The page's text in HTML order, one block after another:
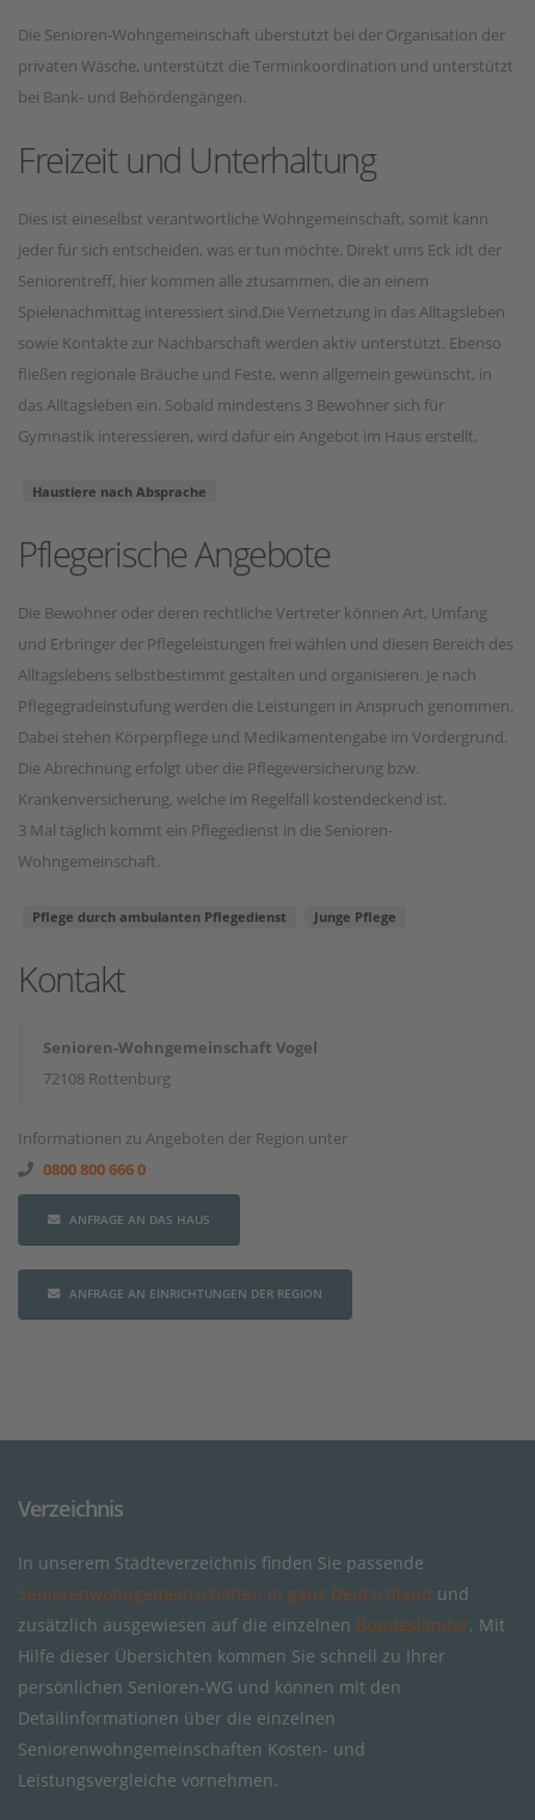
Die Senioren-Wohngemeinschaft überstützt bei der Organisation der
privaten Wäsche, unterstützt die Terminkoordination und unterstützt
bei Bank- und Behördengängen.
Freizeit und Unterhaltung
Dies ist eineselbst verantwortliche Wohngemeinschaft, somit kann
jeder für sich entscheiden, was er tun möchte. Direkt ums Eck idt der
Seniorentreff, hier kommen alle ztusammen, die an einem
Spielenachmittag interessiert sind.Die Vernetzung in das Alltagsleben
sowie Kontakte zur Nachbarschaft werden aktiv unterstützt. Ebenso
fließen regionale Bräuche und Feste, wenn allgemein gewünscht, in
das Alltagsleben ein. Sobald mindestens 3 Bewohner sich für
Gymnastik interessieren, wird dafür ein Angebot im Haus erstellt.
Haustiere nach Absprache
Pflegerische Angebote
Die Bewohner oder deren rechtliche Vertreter können Art, Umfang
und Erbringer der Pflegeleistungen frei wählen und diesen Bereich des
Alltagslebens selbstbestimmt gestalten und organisieren. Je nach
Pflegegradeinstufung werden die Leistungen in Anspruch genommen.
Dabei stehen Körperpflege und Medikamentengabe im Vordergrund.
Die Abrechnung erfolgt über die Pflegeversicherung bzw.
Krankenversicherung, welche im Regelfall kostendeckend ist.
3 Mal täglich kommt ein Pflegedienst in die Senioren-
Wohngemeinschaft.
Pflege durch ambulanten Pflegedienst Junge Pflege
Kontakt
Senioren-Wohngemeinschaft Vogel
72108 Rottenburg
Informationen zu Angeboten der Region unter
0800 800 666 0
ANFRAGE AN DAS HAUS
ANFRAGE AN EINRICHTUNGEN DER REGION
Verzeichnis
In unserem Städteverzeichnis finden Sie passende
Seniorenwohngemeinschaften in ganz Deutschland und
zusätzlich ausgewiesen auf die einzelnen Bundesländer. Mit
Hilfe dieser Übersichten kommen Sie schnell zu Ihrer
persönlichen Senioren-WG und können mit den
Detailinformationen über die einzelnen
Seniorenwohngemeinschaften Kosten- und
Leistungsvergleiche vornehmen.